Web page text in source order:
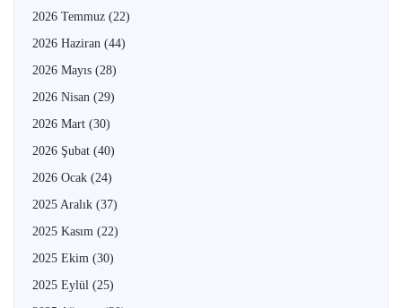
2026 Temmuz (22)
2026 Haziran (44)
2026 Mayıs (28)
2026 Nisan (29)
2026 Mart (30)
2026 Şubat (40)
2026 Ocak (24)
2025 Aralık (37)
2025 Kasım (22)
2025 Ekim (30)
2025 Eylül (25)